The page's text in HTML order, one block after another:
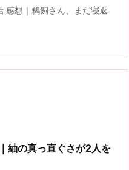
感想｜鵜飼さん、まだ寝返
紬の真っ直ぐさが2人を